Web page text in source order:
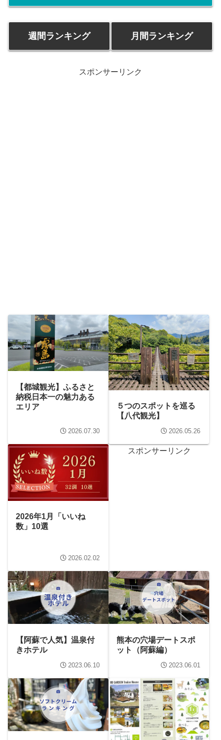
週間ランキング 月間ランキング
スポンサーリンク
【都城観光】ふるさと
納税日本一の魅力ある
エリア
2026.07.30
５つのスポットを巡る
【八代観光】
2026.05.26
2026年1月「いいね
数」10選
2026.02.02
スポンサーリンク
【阿蘇で人気】温泉付
きホテル
2023.06.10
熊本の穴場デートスポ
ット（阿蘇編）
2023.06.01